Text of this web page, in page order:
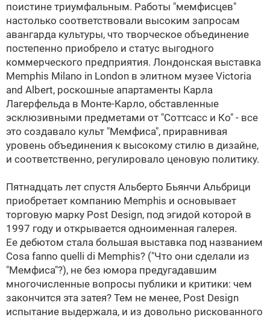
поистине триумфальным. Работы "мемфисцев"
настолько соответствовали высоким запросам
авангарда культуры, что творческое объединение
постепенно приобрело и статус выгодного
коммерческого предприятия. Лондонская выставка
Memphis Milano in London в элитном музее Victoria
and Albert, роскошные апартаменты Карла
Лагерфельда в Монте-Карло, обставленные
эсклюзивными предметами от "Соттсасс и Ко" - все
это создавало культ "Мемфиса", приравнивая
уровень объединения к высокому стилю в дизайне,
и соответственно, регулировало ценовую политику.
Пятнадцать лет спустя Альберто Бьянчи Альбрици
приобретает компанию Memphis и основывает
торговую марку Post Design, под эгидой которой в
1997 году и открывается одноименная галерея.
Ее дебютом стала большая выставка под названием
Cosa fanno quelli di Memphis? ("Что они сделали из
"Мемфиса"?), не без юмора предугадавшим
многочисленные вопросы публики и критики: чем
закончится эта затея? Тем не менее, Post Dеsign
испытание выдержала, и из довольно рискованного